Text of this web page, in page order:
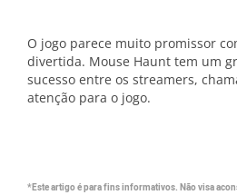
O jogo parece muito promissor
divertida. Mouse Haunt tem um
sucesso entre os streamers,
atenção para o jogo.
*Este artigo é para fins informativos. Não visa